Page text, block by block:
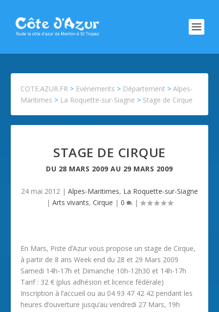
COTE.AZUR.FR > Evénements > Département >Alpes-
Maritimes > La Roquette-sur-Siagne > Stage de Cirque
STAGE DE CIRQUE
DU 28 MARS 2009 AU 29 MARS 2009
24 mai 2012 | Alpes-Maritimes, La Roquette-sur-Siagne
| Arts vivants, Cirque | 0 |
En Mars, Piste d’Azur vous propose un stage de Cirque,
à partir de 8 ans Week end du 28 et 29 Mars 2009
Samedi 14h-17h et Dimanche 10h-12h30 et 14h-17h
Tarif : 32 € (plus adhésion et licence fédérale)
Inscription à l’accueil ou au 04 93 47 42 42 pendant les
heures d’ouverture jusqu’au vendredi 27 Mars, 19h